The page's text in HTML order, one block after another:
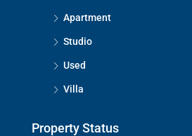
Apartment
Studio
Used
Villa
Property Status